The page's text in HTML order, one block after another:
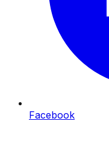
Facebook